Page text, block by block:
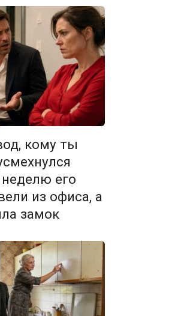
кому ты
его
из офиса, а
замок